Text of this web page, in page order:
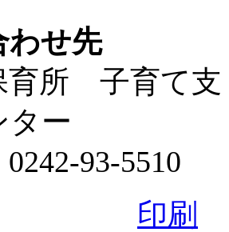
わせ先
育所 子育て支
ター
93-5510
印刷